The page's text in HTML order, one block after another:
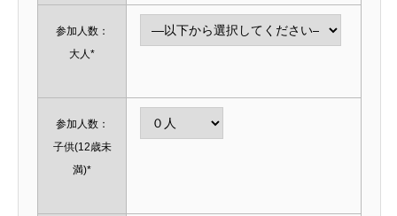
参加人数：
大人*
参加人数：
子供(12歳未
満)*